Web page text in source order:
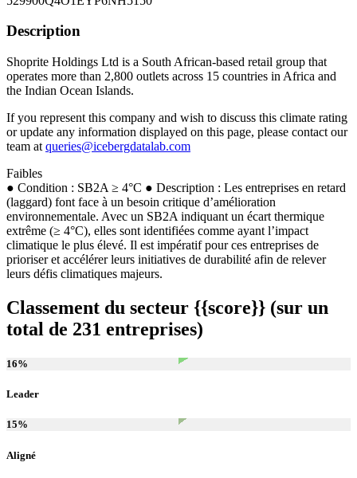
Description
Shoprite Holdings Ltd is a South African-based retail group that
operates more than 2,800 outlets across 15 countries in Africa and
the Indian Ocean Islands.
If you represent this company and wish to discuss this climate rating
or update any information displayed on this page, please contact our
team at queries@icebergdatalab.com
Faibles
● Condition : SB2A ≥ 4°C ● Description : Les entreprises en retard
(laggard) font face à un besoin critique d’amélioration
environnementale. Avec un SB2A indiquant un écart thermique
extrême (≥ 4°C), elles sont identifiées comme ayant l’impact
climatique le plus élevé. Il est impératif pour ces entreprises de
prioriser et accélérer leurs initiatives de durabilité afin de relever
leurs défis climatiques majeurs.
Classement du secteur {{score}} (sur un
total de 231 entreprises)
16%
Leader
15%
Aligné